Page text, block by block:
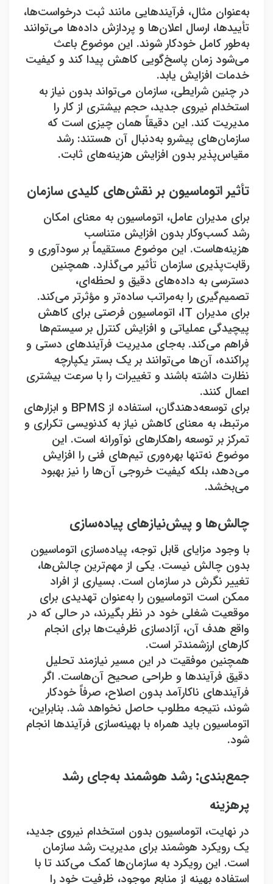
به‌عنوان مثال، فرآیندهایی مانند ثبت درخواست‌ها،
تأییدها، ارسال اعلان‌ها و پردازش داده‌ها می‌توانند
به‌طور کامل خودکار شوند. این موضوع باعث
می‌شود زمان پاسخ‌گویی کاهش پیدا کند و کیفیت
خدمات افزایش یابد.
در چنین شرایطی، سازمان می‌تواند بدون نیاز به
استخدام نیروی جدید، حجم بیشتری از کار را
مدیریت کند. این دقیقاً همان چیزی است که
سازمان‌های پیشرو به‌دنبال آن هستند: رشد
مقیاس‌پذیر بدون افزایش هزینه‌های ثابت.
تأثیر اتوماسیون بر نقش‌های کلیدی سازمان
برای مدیران عامل، اتوماسیون به معنای امکان
رشد کسب‌وکار بدون افزایش متناسب
هزینه‌هاست. این موضوع مستقیماً بر سودآوری و
رقابت‌پذیری سازمان تأثیر می‌گذارد. همچنین
دسترسی به داده‌های دقیق و لحظه‌ای،
تصمیم‌گیری را به‌مراتب ساده‌تر و مؤثرتر می‌کند.
برای مدیران
، اتوماسیون فرصتی برای کاهش
پیچیدگی عملیاتی و افزایش کنترل بر سیستم‌ها
فراهم می‌کند. به‌جای مدیریت فرآیندهای دستی و
پراکنده، آن‌ها می‌توانند بر یک بستر یکپارچه
نظارت داشته باشند و تغییرات را با سرعت بیشتری
اعمال کنند.
برای توسعه‌دهندگان، استفاده ازBPMS
و ابزارهای
مرتبط، به معنای کاهش نیاز به کدنویسی تکراری و
تمرکز بر توسعه راهکارهای نوآورانه است. این
موضوع نه‌تنها بهره‌وری تیم‌های فنی را افزایش
می‌دهد، بلکه کیفیت خروجی آن‌ها را نیز بهبود
می‌بخشد.
چالش‌ها و پیش‌نیازهای پیاده‌سازی
با وجود مزایای قابل توجه، پیاده‌سازی اتوماسیون
بدون چالش نیست. یکی از مهم‌ترین چالش‌ها،
تغییر نگرش در سازمان است. بسیاری از افراد
ممکن است اتوماسیون را به‌عنوان تهدیدی برای
موقعیت شغلی خود در نظر بگیرند، در حالی که در
واقع هدف آن، آزادسازی ظرفیت‌ها برای انجام
کارهای ارزشمندتر است.
همچنین موفقیت در این مسیر نیازمند تحلیل
دقیق فرآیندها و طراحی صحیح آن‌هاست. اگر
فرآیندهای ناکارآمد بدون اصلاح، صرفاً خودکار
شوند، نتیجه مطلوب حاصل نخواهد شد. بنابراین،
اتوماسیون باید همراه با بهینه‌سازی فرآیندها انجام
شود.
جمع‌بندی: رشد هوشمند به‌جای رشد
پرهزینه
در نهایت، اتوماسیون بدون استخدام نیروی جدید،
یک رویکرد هوشمند برای مدیریت رشد سازمان
است. این رویکرد به سازمان‌ها کمک می‌کند تا با
استفاده بهینه از منابع موجود، ظرفیت خود را